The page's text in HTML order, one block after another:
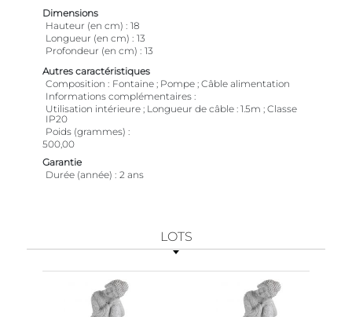
Dimensions
Hauteur (en cm)
18
Longueur (en cm)
13
Profondeur (en cm)
13
Autres caractéristiques
Composition
Fontaine ; Pompe ; Câble alimentation
Informations complémentaires
Utilisation intérieure ; Longueur de câble : 1.5m ; Classe
IP20
Poids (grammes)
500,00
Garantie
Durée (année)
2 ans
LOTS